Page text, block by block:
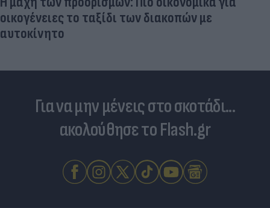
Για να μην μένεις στο σκοτάδι...
ακολούθησε το Flash.gr